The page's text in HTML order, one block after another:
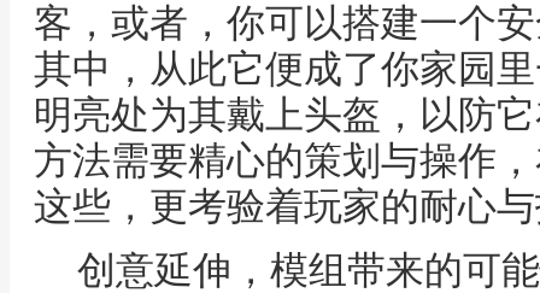
客，或者，你可以搭建一个
其中，从此它便成了你家园
明亮处为其戴上头盔，以防
方法需要精心的策划与操作
这些，更考验着玩家的耐心
创意延伸，模组带来的可